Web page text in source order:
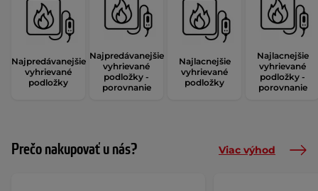
Najpredávanejšie
vyhrievané
podložky
Najpredávanejšie
vyhrievané
podložky -
porovnanie
Najlacnejšie
vyhrievané
podložky
Najlacnejšie
vyhrievané
podložky -
porovnanie
Prečo nakupovať u nás? Viac výhod